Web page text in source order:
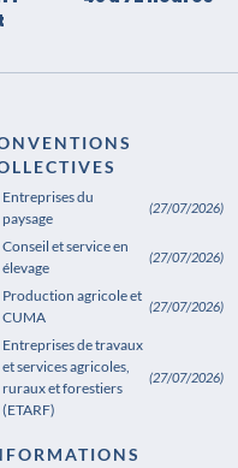
Entreprises du
paysage
(27/07/2026)
Conseil et service en
élevage
(27/07/2026)
Production agricole et
CUMA
(27/07/2026)
Entreprises de travaux
et services agricoles,
ruraux et forestiers
(ETARF)
(27/07/2026)